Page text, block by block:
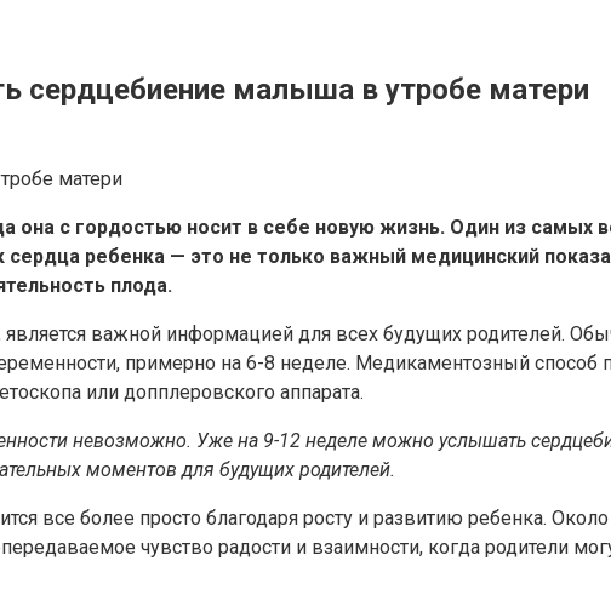
сердцебиение малыша в утробе матери
с гордостью носит в себе новую жизнь. Один из самых
ребенка — это не только важный медицинский
плода.
важной информацией для всех будущих родителей.
примерно на 6-8 неделе. Медикаментозный способ
или допплеровского аппарата.
невозможно. Уже на 9-12 неделе можно услышать
моментов для будущих родителей.
все более просто благодаря росту и развитию ребенка.
чувство радости и взаимности, когда родители